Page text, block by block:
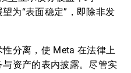
为“表面稳定”，即除非发
分离，使 Meta 在法律上
资产的表内披露。尽管实